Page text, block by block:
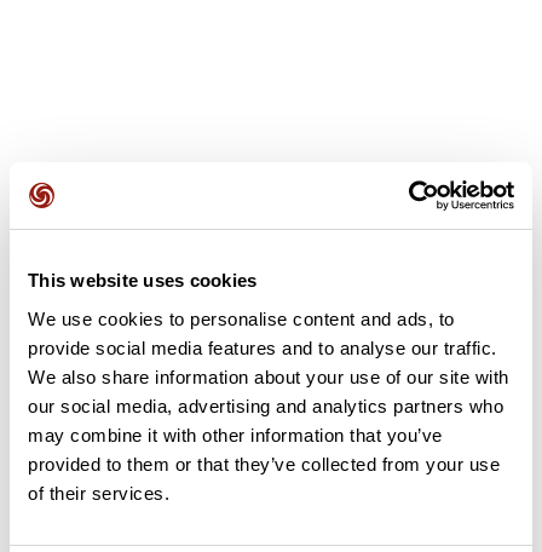
This website uses cookies
We use cookies to personalise content and ads, to
provide social media features and to analyse our traffic.
We also share information about your use of our site with
our social media, advertising and analytics partners who
may combine it with other information that you’ve
provided to them or that they’ve collected from your use
of their services.
Ajouter un avis
Découvrez ce parcours de randonnée de 17,2 km à proximité de